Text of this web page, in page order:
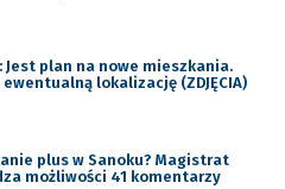
Jest plan na nowe mieszkania.
lokalizację (ZDJĘCIA)
plus w Sanoku? Magistrat
możliwości 41 komentarzy